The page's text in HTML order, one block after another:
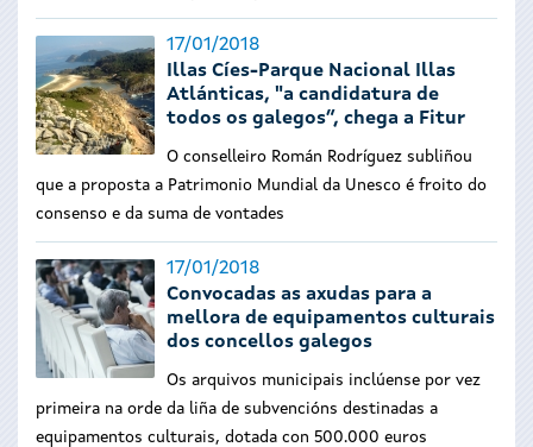
17/01/2018
Illas Cíes-Parque Nacional Illas
Atlánticas, "a candidatura de
todos os galegos”, chega a Fitur
O conselleiro Román Rodríguez subliñou
que a proposta a Patrimonio Mundial da Unesco é froito do
consenso e da suma de vontades
17/01/2018
Convocadas as axudas para a
mellora de equipamentos culturais
dos concellos galegos
Os arquivos municipais inclúense por vez
primeira na orde da liña de subvencións destinadas a
equipamentos culturais, dotada con 500.000 euros